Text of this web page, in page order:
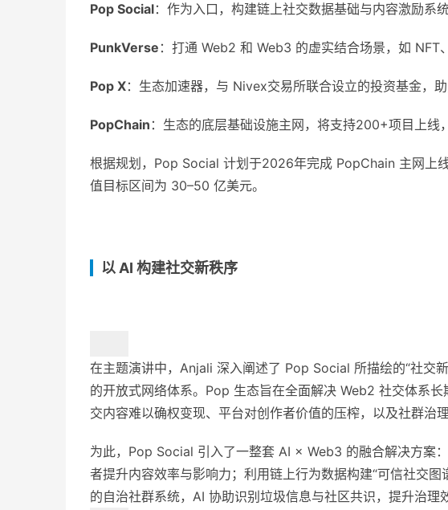
Pop Social：作为入口，构建链上社交数据基础与内容激励系统
PunkVerse ：打通 Web2 和 Web3 的虚实结合场景，如 NFT
Pop X：生态加速器，与 Nivex交易所联合设立的投资基金，
PopChain ：生态的底层基础设施主网，将支持200+项目上线
根据规划，Pop Social 计划于2026年完成 PopChain 主网上
值目标区间为 30–50 亿美元。
以 AI 构建社交新秩序
在主题演讲中，Anjali 深入阐述了 Pop Social 所描绘的“社交
的开放式网络体系。Pop 生态旨在全面解决 Web2 社交体系
交内容难以确权变现、平台对创作者价值的压榨，以及社群治理
为此，Pop Social 引入了一整套 AI × Web3 的融合解决方案
者提升内容效率与影响力；利用链上行为数据构建“可信社交
的自治社群系统，AI 协助识别垃圾信息与社区共识，提升治理